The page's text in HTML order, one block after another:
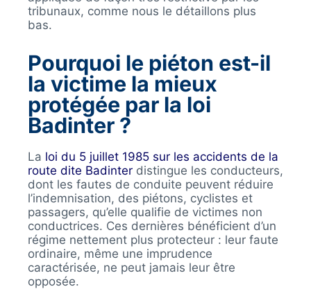
tribunaux, comme nous le détaillons plus
bas.
Pourquoi le piéton est-il
la victime la mieux
protégée par la loi
Badinter ?
La loi du 5 juillet 1985 sur les accidents de la
route dite Badinter distingue les conducteurs,
dont les fautes de conduite peuvent réduire
l’indemnisation, des piétons, cyclistes et
passagers, qu’elle qualifie de victimes non
conductrices. Ces dernières bénéficient d’un
régime nettement plus protecteur : leur faute
ordinaire, même une imprudence
caractérisée, ne peut jamais leur être
opposée.